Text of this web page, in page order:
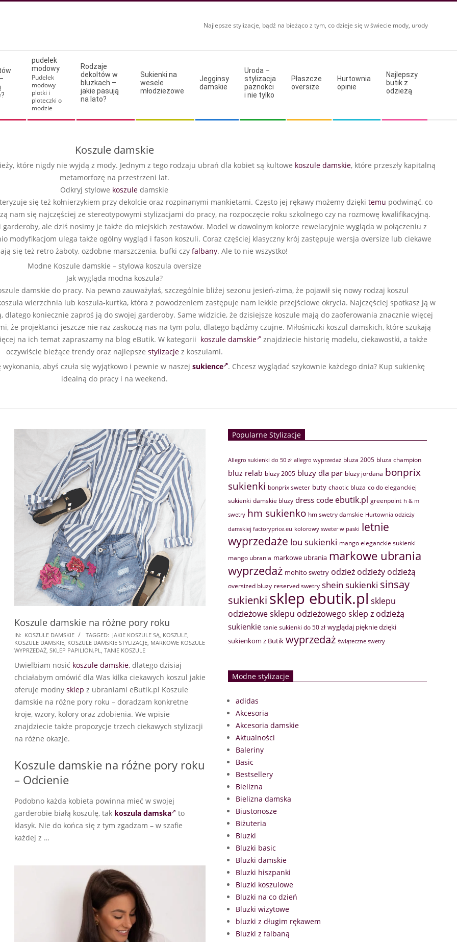
Najlepsze stylizacje, bądź na bieżąco z tym, co dzieje się w świecie mody, urody
pudelek
modowy
Pudelek
modowy
plotki i
ploteczki o
modzie
Rodzaje
dekoltów w
bluzkach –
jakie pasują
na lato?
Sukienki na
wesele
młodzieżowe
Jegginsy
damskie
Uroda –
stylizacja
paznokci
i nie tylko
Płaszcze
oversize
Hurtownia
opinie
Najlepszy
butik z
odzieżą
Koszule damskie
które nigdy nie wyjdą z mody. Jednym z tego rodzaju ubrań dla kobiet są kultowe koszule damskie, które przeszły kapitalną
metamorfozę na przestrzeni lat.
Odkryj stylowe koszule damskie
się też kołnierzykiem przy dekolcie oraz rozpinanymi mankietami. Często jej rękawy możemy dzięki temu podwinąć, co
nam się najczęściej ze stereotypowymi stylizacjami do pracy, na rozpoczęcie roku szkolnego czy na rozmowę kwalifikacyjną.
garderoby, ale dziś nosimy je także do miejskich zestawów. Model w dowolnym kolorze rewelacyjnie wygląda w połączeniu z
modyfikacjom ulega także ogólny wygląd i fason koszuli. Coraz częściej klasyczny krój zastępuje wersja oversize lub ciekawe
się też retro żaboty, ozdobne marszczenia, bufki czy falbany. Ale to nie wszystko!
Modne Koszule damskie – stylowa koszula oversize
Jak wygląda modna koszula?
damskie do pracy. Na pewno zauważyłaś, szczególnie bliżej sezonu jesień-zima, że pojawił się nowy rodzaj koszul
wierzchnia lub koszula-kurtka, która z powodzeniem zastępuje nam lekkie przejściowe okrycia. Najczęściej spotkasz ją w
koniecznie zaproś ją do swojej garderoby. Same widzicie, że dzisiejsze koszule mają do zaoferowania znacznie więcej
że projektanci jeszcze nie raz zaskoczą nas na tym polu, dlatego bądźmy czujne. Miłośniczki koszul damskich, które szukają
na ich temat zapraszamy na blog eButik. W kategorii koszule damskie
znajdziecie historię modelu, ciekawostki, a także
oczywiście bieżące trendy oraz najlepsze stylizacjez koszulami.
abyś czuła się wyjątkowo i pewnie w naszej sukience . Chcesz wyglądać szykownie każdego dnia? Kup sukienkę
idealną do pracy i na weekend.
Koszule damskie na różne pory roku
2026-
01-
IN: KOSZULE DAMSKIE TAGGED: JAKIE KOSZULE SĄ, KOSZULE,
KOSZULE DAMSKIE, KOSZULE DAMSKIE STYLIZACJE, MARKOWE KOSZULE
WYPRZEDAŻ, SKLEP PAPILION.PL, TANIE KOSZULE
Uwielbiam nosić koszule damskie, dlatego dzisiaj
chciałabym omówić dla Was kilka ciekawych koszul jakie
oferuje modny sklep z ubraniami eButik.pl Koszule
damskie na różne pory roku – doradzam konkretne
kroje, wzory, kolory oraz zdobienia. We wpisie
znajdziecie także propozycje trzech ciekawych stylizacji
na różne okazje.
Koszule damskie na różne pory roku
– Odcienie
Podobno każda kobieta powinna mieć w swojej
garderobie białą koszulę, tak koszula damska
to
klasyk. Nie do końca się z tym zgadzam – w szafie
każdej z …
Popularne Stylizacje
Allegro sukienki do 50 zł allegro wyprzedaż bluza 2005 bluza champion
bluz relab bluzy 2005 bluzy dla par bluzy jordana bonprix
sukienki bonprix sweter buty chaotic bluza co do eleganckiej
sukienki damskie bluzy dress code ebutik.pl greenpoint h & m
swetry hm sukienko hm swetry damskie Hurtownia odzieży
damskiej factoryprice.eu kolorowy sweter w paski letnie
wyprzedaże lou sukienki mango eleganckie sukienki
mango ubrania markowe ubrania markowe ubrania
wyprzedaż mohito swetry odzież odzieży odzieżą
oversized bluzy reserved swetry shein sukienki sinsay
sukienki sklep ebutik.pl sklepu
odzieżowesklepu odzieżowego sklep z odzieżą
sukienkie tanie sukienki do 50 zł wyglądaj pięknie dzięki
sukienkom z Butik wyprzedaż świąteczne swetry
Modne stylizacje
adidas
Akcesoria
Akcesoria damskie
Aktualności
Baleriny
Basic
Bestsellery
Bielizna
Bielizna damska
Biustonosze
Biżuteria
Bluzki
Bluzki basic
Bluzki damskie
Bluzki hiszpanki
Bluzki koszulowe
Bluzki na co dzień
Bluzki wizytowe
bluzki z długim rękawem
Bluzki z falbaną